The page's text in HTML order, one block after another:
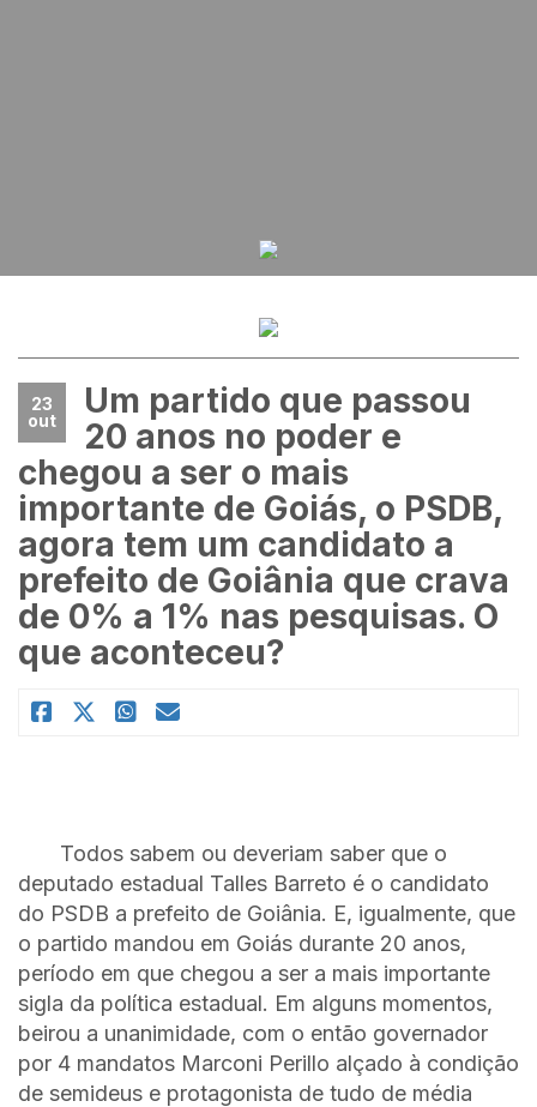
23
out
Um partido que passou
20 anos no poder e
chegou a ser o mais
importante de Goiás, o PSDB,
agora tem um candidato a
prefeito de Goiânia que crava
de 0% a 1% nas pesquisas. O
que aconteceu?
Todos sabem ou deveriam saber que o
deputado estadual Talles Barreto é o candidato
do PSDB a prefeito de Goiânia. E, igualmente, que
o partido mandou em Goiás durante 20 anos,
período em que chegou a ser a mais importante
sigla da política estadual. Em alguns momentos,
beirou a unanimidade, com o então governador
por 4 mandatos Marconi Perillo alçado à condição
de semideus e protagonista de tudo de média